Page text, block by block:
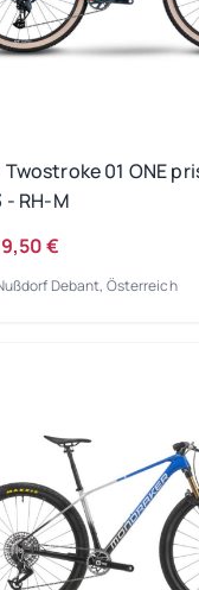
Twostroke 01 ONE
- RH-M
€
Debant, Österreich